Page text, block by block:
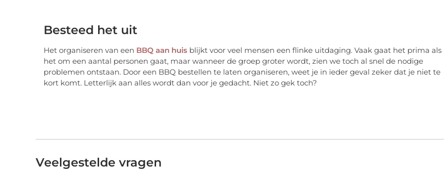
Besteed het uit
Het organiseren van een BBQ aan huis blijkt voor veel mensen een flinke uitdaging. Vaak gaat het prima als
het om een aantal personen gaat, maar wanneer de groep groter wordt, zien we toch al snel de nodige
problemen ontstaan. Door een BBQ bestellen te laten organiseren, weet je in ieder geval zeker dat je niet te
kort komt. Letterlijk aan alles wordt dan voor je gedacht. Niet zo gek toch?
Veelgestelde vragen